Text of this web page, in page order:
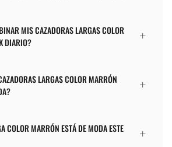
MIS CAZADORAS LARGAS COLOR
DIARIO?
LARGAS COLOR MARRÓN
COLOR MARRÓN ESTÁ DE MODA ESTE